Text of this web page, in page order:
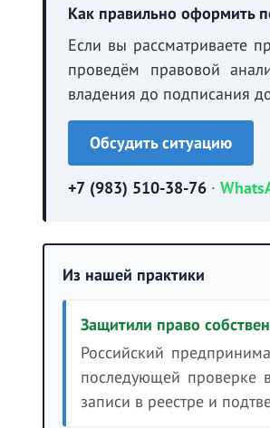
Как правильно оформить
Если вы рассматриваете
проведём правовой
владения до подписания
Обсудить ситуацию
+7 (983) 510-38-76 ·
Из нашей практики
Защитили право
Российский
последующей проверке
записи в реестре и